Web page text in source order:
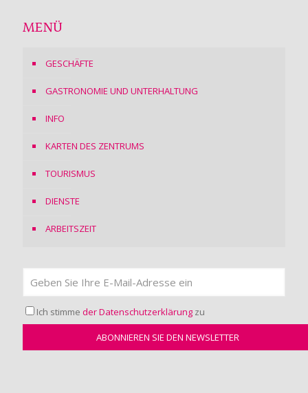
MENÜ
GESCHÄFTE
GASTRONOMIE UND UNTERHALTUNG
INFO
KARTEN DES ZENTRUMS
TOURISMUS
DIENSTE
ARBEITSZEIT
Ich stimme der Datenschutzerklärung zu